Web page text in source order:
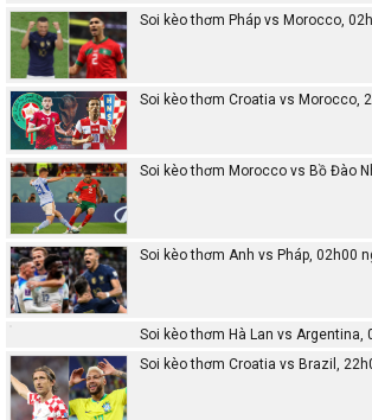
Soi kèo thơm Pháp vs Morocco,
Soi kèo thơm Croatia vs Morocco,
Soi kèo thơm Morocco vs Bồ Đào
Soi kèo thơm Anh vs Pháp, 02h00
Soi kèo thơm Hà Lan vs Argentina,
Soi kèo thơm Croatia vs Brazil,